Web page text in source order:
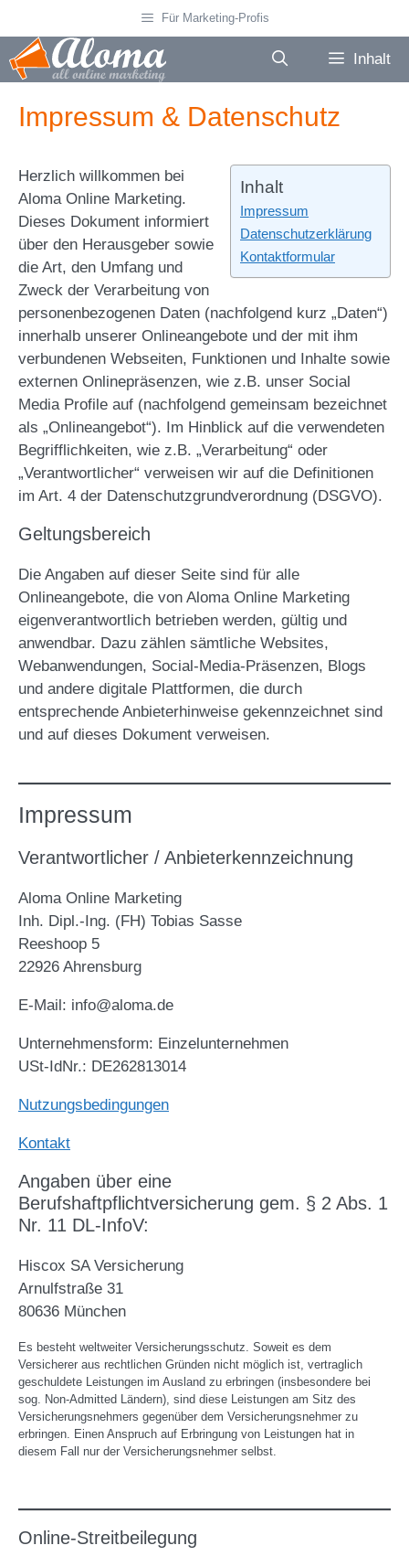
Inhalt
springen
Für Marketing-Profis
Inhalt
Impressum & Datenschutz
Inhalt
Impressum
Datenschutzerklärung
Kontaktformular
Herzlich willkommen bei
Aloma Online Marketing.
Dieses Dokument informiert
über den Herausgeber sowie
die Art, den Umfang und
Zweck der Verarbeitung von
personenbezogenen Daten (nachfolgend kurz „Daten“)
innerhalb unserer Onlineangebote und der mit ihm
verbundenen Webseiten, Funktionen und Inhalte sowie
externen Onlinepräsenzen, wie z.B. unser Social
Media Profile auf (nachfolgend gemeinsam bezeichnet
als „Onlineangebot“). Im Hinblick auf die verwendeten
Begrifflichkeiten, wie z.B. „Verarbeitung“ oder
„Verantwortlicher“ verweisen wir auf die Definitionen
im Art. 4 der Datenschutzgrundverordnung (DSGVO).
Geltungsbereich
Die Angaben auf dieser Seite sind für alle
Onlineangebote, die von Aloma Online Marketing
eigenverantwortlich betrieben werden, gültig und
anwendbar. Dazu zählen sämtliche Websites,
Webanwendungen, Social-Media-Präsenzen, Blogs
und andere digitale Plattformen, die durch
entsprechende Anbieterhinweise gekennzeichnet sind
und auf dieses Dokument verweisen.
Impressum
Verantwortlicher / Anbieterkennzeichnung
Aloma Online Marketing
Inh. Dipl.-Ing. (FH) Tobias Sasse
Reeshoop 5
22926 Ahrensburg
E-Mail: info@aloma.de
Unternehmensform: Einzelunternehmen
USt-IdNr.: DE262813014
Nutzungsbedingungen
Kontakt
Angaben über eine
Berufshaftpflichtversicherung gem. § 2 Abs. 1
Nr. 11 DL-InfoV:
Hiscox SA Versicherung
Arnulfstraße 31
80636 München
Es besteht weltweiter Versicherungsschutz. Soweit es dem
Versicherer aus rechtlichen Gründen nicht möglich ist, vertraglich
geschuldete Leistungen im Ausland zu erbringen (insbesondere bei
sog. Non-Admitted Ländern), sind diese Leistungen am Sitz des
Versicherungsnehmers gegenüber dem Versicherungsnehmer zu
erbringen. Einen Anspruch auf Erbringung von Leistungen hat in
diesem Fall nur der Versicherungsnehmer selbst.
Online-Streitbeilegung